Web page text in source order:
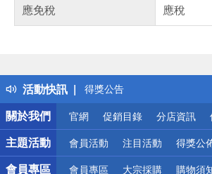
應免稅
應稅
活動快訊
熱門話題
銀行優惠
偏遠地區配送
詐騙網頁！請小心！
關於我們
官網 促銷目錄 分店資訊
主題活動 會員活動 注目活動 得獎公
會員專區 會員專區 大宗採購 購物須